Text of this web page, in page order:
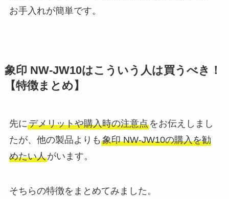
お手入れが簡単です。
象印 NW-JW10はこういう人は買うべき！
【特徴まとめ】
先にデメリットや購入時の注意点をお伝えしまし
たが、他の製品よりも 象印 NW-JW10の購入を勧
めたい人がいます。
そちらの特徴をまとめてみました。